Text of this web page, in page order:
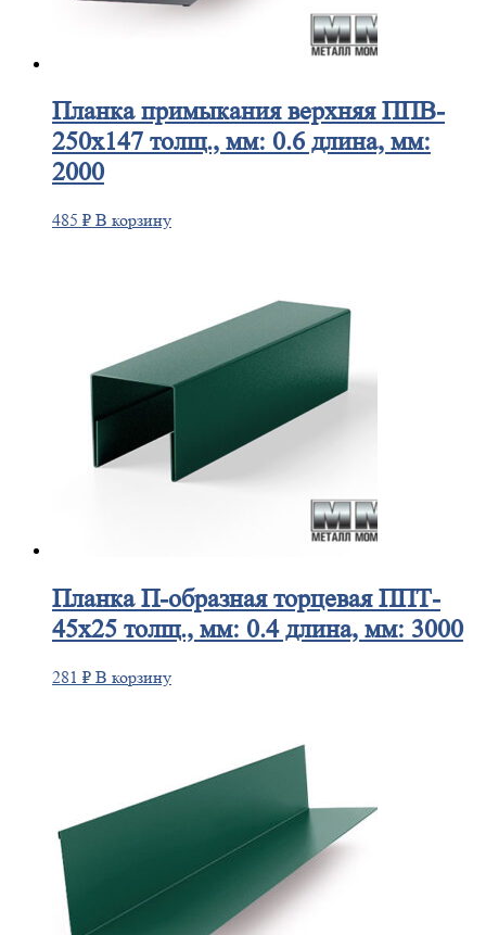
Планкапримыкания верхняя ППВ-
250х147 толщ., мм: 0.6 длина, мм:
2000
485 ₽ В корзину
ПланкаП-образная торцевая ППТ-
45х25 толщ., мм: 0.4 длина, мм: 3000
281 ₽ В корзину